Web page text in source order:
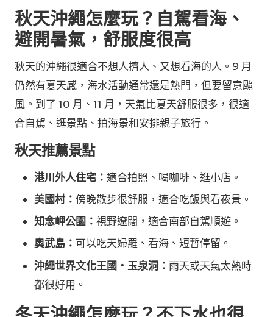
秋天沖繩怎麼玩？自駕看海、
避開暑氣，舒服度很高
秋天的沖繩很適合不想人擠人、又想看海的人。9 月
仍然有夏天感，海水活動通常還是熱門，但要留意颱
風。到了 10 月、11 月，天氣比夏天舒服很多，很適
合自駕、逛景點、拍海景和安排親子旅行。
秋天推薦景點
港川外人住宅： 適合拍照、喝咖啡、逛小店。
美國村： 傍晚散步很舒服，適合吃飯與看夜景。
知念岬公園： 視野遼闊，適合南部自駕順遊。
奧武島： 可以吃天婦羅、看海、短暫停留。
沖繩世界文化王國・玉泉洞： 雨天或天氣太熱時
都很好用。